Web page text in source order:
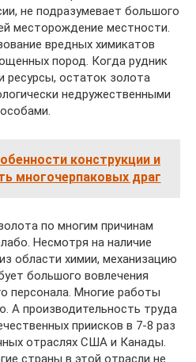
не подразумевает большого
месторождение местности.
вредных химикатов
пород. Когда рудник
ресурсы, остаток золота
недружественными
конструкции и
многочерпаковых драг
по многим причинам
Несмотря на наличие
области химии, механизацию
большого вовлечения
персонала. Многие работы
А производительность труда
приисков в 7-8 раз
отраслях США и Канады.
страны в этой отрасли не